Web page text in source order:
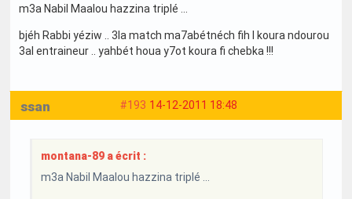
m3a Nabil Maalou hazzina triplé ...
bjéh Rabbi yéziw .. 3la match ma7abétnéch fih l koura ndourou
3al entraineur .. yahbét houa y7ot koura fi chebka !!!
#193 14-12-2011 18:48
ssan
montana-89 a écrit :
m3a Nabil Maalou hazzina triplé ...